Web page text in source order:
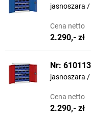
jasnoszara
Cena netto
2.290,- zł
Nr:
jasnoszara
Cena netto
2.290,- zł